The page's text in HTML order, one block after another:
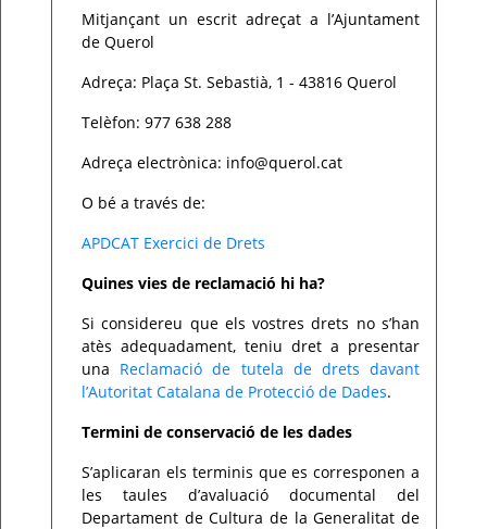
Mitjançant un escrit adreçat a l’Ajuntament
de Querol
Adreça: Plaça St. Sebastià, 1 - 43816 Querol
Telèfon: 977 638 288
Adreça electrònica: info@querol.cat
O bé a través de:
APDCAT Exercici de Drets
Quines vies de reclamació hi ha?
Si considereu que els vostres drets no s’han
atès adequadament, teniu dret a presentar
una Reclamació de tutela de drets davant
l’Autoritat Catalana de Protecció de Dades.
Termini de conservació de les dades
S’aplicaran els terminis que es corresponen a
les taules d’avaluació documental del
Departament de Cultura de la Generalitat de